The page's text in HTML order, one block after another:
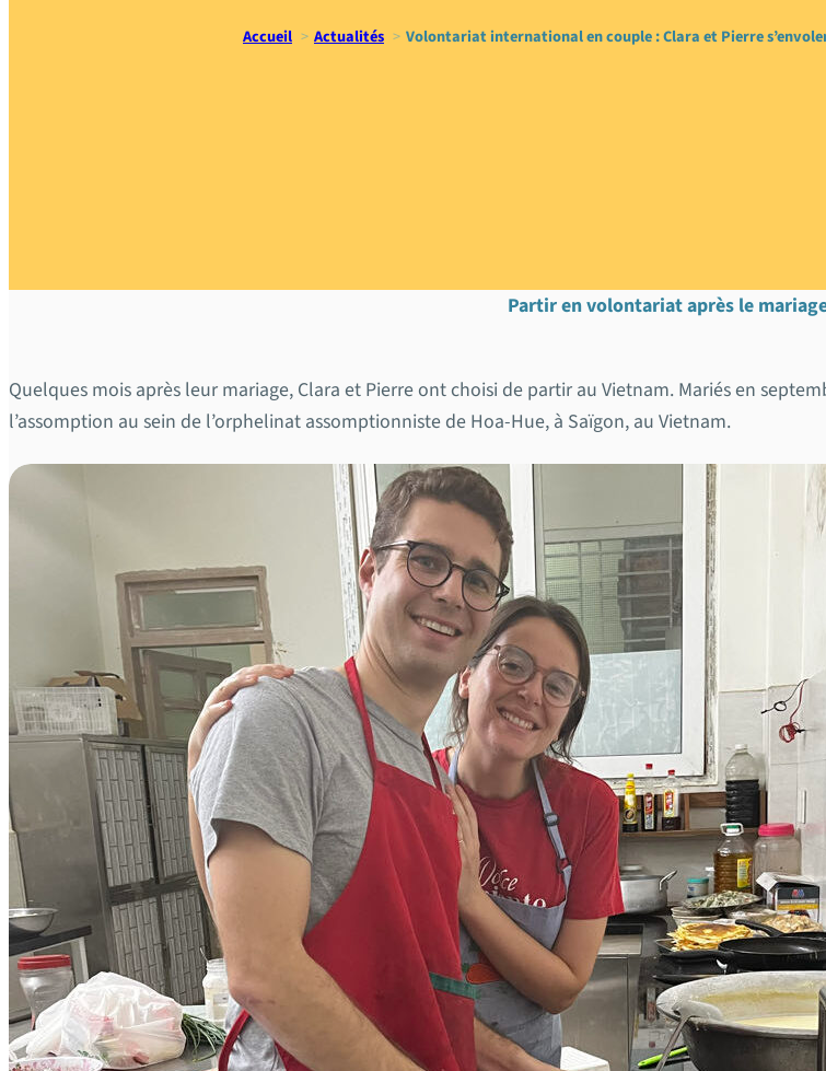
Accueil Actualités Volontariat international en couple : Clara et Pierre
Partir en volontariat après le
Quelques mois après leur mariage, Clara et Pierre ont choisi de partir au Vietnam. Mariés en
l’assomption au sein de l’orphelinat assomptionniste de Hoa-Hue, à Saïgon, au Vietnam.